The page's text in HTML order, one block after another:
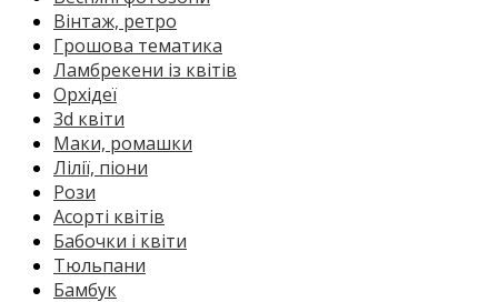
Вінтаж, ретро
Грошова тематика
Ламбрекени із квітів
Орхідеї
3d квіти
Маки, ромашки
Лілії, піони
Рози
Асорті квітів
Бабочки і квіти
Тюльпани
Бамбук